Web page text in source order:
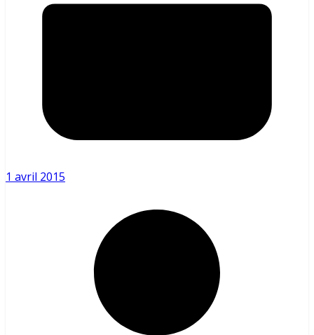
1 avril 2015